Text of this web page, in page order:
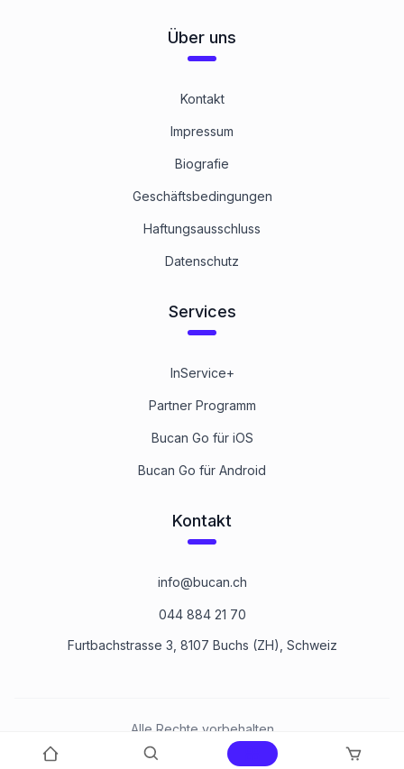
Über uns
Kontakt
Impressum
Biografie
Geschäftsbedingungen
Haftungsausschluss
Datenschutz
Services
InService+
Partner Programm
Bucan Go für iOS
Bucan Go für Android
Kontakt
info@bucan.ch
044 884 21 70
Furtbachstrasse 3, 8107 Buchs (ZH), Schweiz
Alle Rechte vorbehalten
Bucan Befestigungstechnik AG